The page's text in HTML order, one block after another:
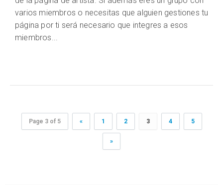
varios miembros o necesitas que alguien gestiones tu
página por ti será necesario que integres a esos
miembros...
Page 3 of 5 « 1 2 3 4 5
»